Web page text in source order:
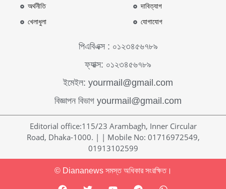
অর্থনীতি
খেলাধুলা
দাবিত্যাগ
যোগাযোগ
পিএবিএক্স : ০১২৩৪৫৬৭৮৯
ফ্যাক্স: ০১২৩৪৫৬৭৮৯
ইমেইল: yourmail@gmail.com
বিজ্ঞাপন বিভাগ yourmail@gmail.com
Editorial office:115/23 Arambagh, Inner Circular
Road, Dhaka-1000. | | Mobile No: 01716972549,
01913102599
© Diananews সমস্ত অধিকার সংরক্ষিত।